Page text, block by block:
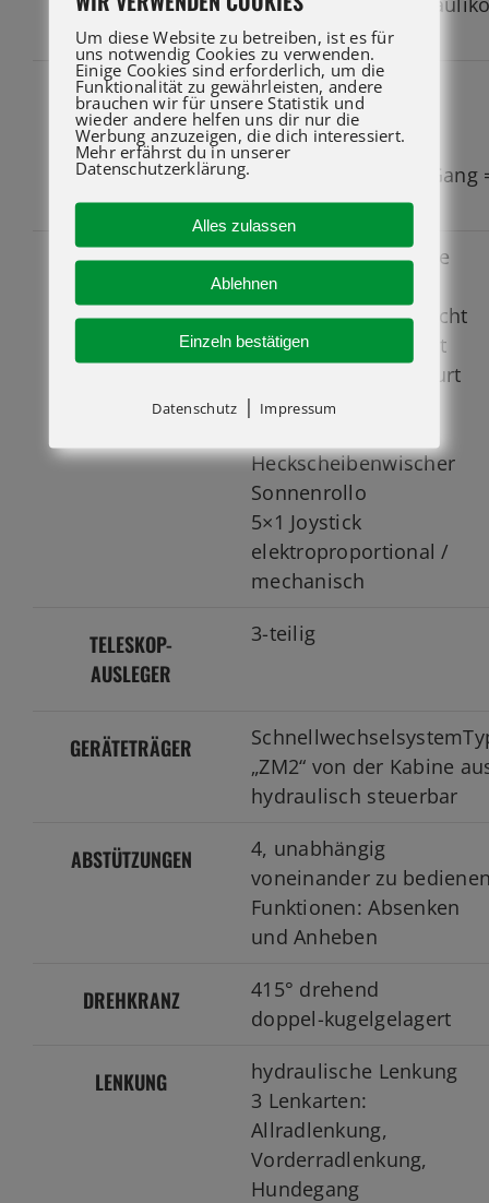
HVI 46
GETRIEBE
2 Gänge
elektrohydraulisch
gesteuert
Vmax = 1.Gang / 2.Gang
7 / 20 km/h
KABINE
geschlossene Kabine
geteilte Tür
360 Grad Rundumsicht
verstellbarer Sitz mit
Sicherheitsbeckengurt
Heizung
Heckscheibenwischer
Sonnenrollo
5×1 Joystick
elektroproportional /
mechanisch
TELESKOP-
AUSLEGER
3-teilig
GERÄTETRÄGER
„ZM2“ von der Kabine
hydraulisch steuerbar
ABSTÜTZUNGEN
4, unabhängig
voneinander zu
Funktionen: Absenken
und Anheben
DREHKRANZ
415° drehend
doppel-kugelgelagert
LENKUNG
hydraulische Lenkung
3 Lenkarten:
Allradlenkung,
Vorderradlenkung,
Hundegang
Um diese Website zu betreiben, ist es für
uns notwendig Cookies zu verwenden.
Einige Cookies sind erforderlich, um die
Funktionalität zu gewährleisten, andere
brauchen wir für unsere Statistik und
wieder andere helfen uns dir nur die
Werbung anzuzeigen, die dich interessiert.
Mehr erfährst du in unserer
Datenschutzerklärung.
Alles zulassen
Ablehnen
Einzeln bestätigen
Datenschutz | Impressum